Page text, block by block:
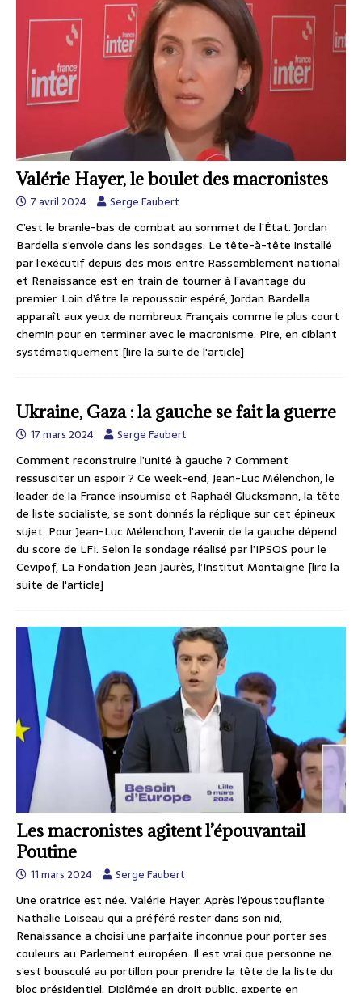
Valérie Hayer, le boulet des macronistes
7 avril 2024 Serge Faubert
C’est le branle-bas de combat au sommet de l’État. Jordan
Bardella s’envole dans les sondages. Le tête-à-tête installé
par l’exécutif depuis des mois entre Rassemblement national
et Renaissance est en train de tourner à l’avantage du
premier. Loin d’être le repoussoir espéré, Jordan Bardella
apparaît aux yeux de nombreux Français comme le plus court
chemin pour en terminer avec le macronisme. Pire, en ciblant
systématiquement [lire la suite de l'article]
Ukraine, Gaza : la gauche se fait la guerre
17 mars 2024 Serge Faubert
Comment reconstruire l’unité à gauche ? Comment
ressusciter un espoir ? Ce week-end, Jean-Luc Mélenchon, le
leader de la France insoumise et Raphaël Glucksmann, la tête
de liste socialiste, se sont donnés la réplique sur cet épineux
sujet. Pour Jean-Luc Mélenchon, l’avenir de la gauche dépend
du score de LFI. Selon le sondage réalisé par l’IPSOS pour le
Cevipof, La Fondation Jean Jaurès, l’Institut Montaigne [lire la
suite de l'article]
Les macronistes agitent l’épouvantail
Poutine
11 mars 2024 Serge Faubert
Une oratrice est née. Valérie Hayer. Après l’époustouflante
Nathalie Loiseau qui a préféré rester dans son nid,
Renaissance a choisi une parfaite inconnue pour porter ses
couleurs au Parlement européen. Il est vrai que personne ne
s’est bousculé au portillon pour prendre la tête de la liste du
bloc présidentiel. Diplômée en droit public, experte en